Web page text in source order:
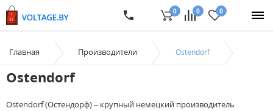
0 0 0
Главная Производители Ostendorf
Ostendorf
Ostendorf (Остендорф) – крупный немецкий производитель